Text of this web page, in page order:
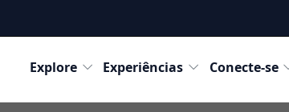
Explore Experiências Conecte-se
Destinos